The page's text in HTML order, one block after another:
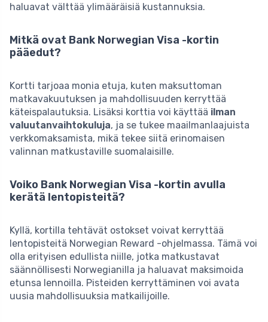
haluavat välttää ylimääräisiä kustannuksia.
Mitkä ovat Bank Norwegian Visa -kortin
pääedut?
Kortti tarjoaa monia etuja, kuten maksuttoman
matkavakuutuksen ja mahdollisuuden kerryttää
käteispalautuksia. Lisäksi korttia voi käyttää ilman
valuutanvaihtokuluja, ja se tukee maailmanlaajuista
verkkomaksamista, mikä tekee siitä erinomaisen
valinnan matkustaville suomalaisille.
Voiko Bank Norwegian Visa -kortin avulla
kerätä lentopisteitä?
Kyllä, kortilla tehtävät ostokset voivat kerryttää
lentopisteitä Norwegian Reward -ohjelmassa. Tämä voi
olla erityisen edullista niille, jotka matkustavat
säännöllisesti Norwegianilla ja haluavat maksimoida
etunsa lennoilla. Pisteiden kerryttäminen voi avata
uusia mahdollisuuksia matkailijoille.